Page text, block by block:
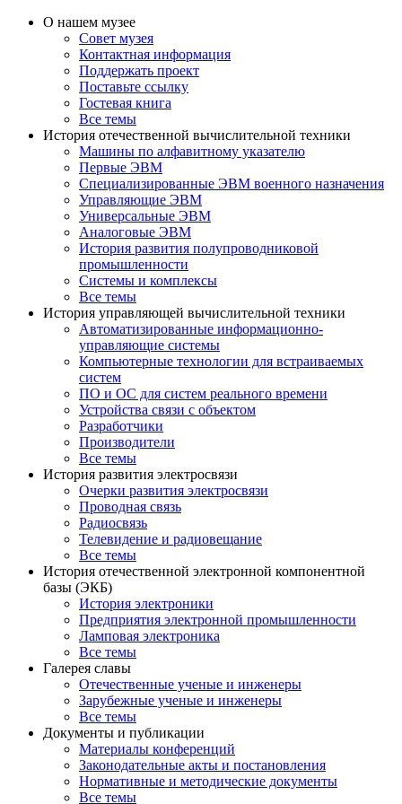
О нашем музее
Совет музея
Контактная информация
Поддержать проект
Поставьте ссылку
Гостевая книга
Все темы
История отечественной вычислительной техники
Машины по алфавитному указателю
Первые ЭВМ
Специализированные ЭВМ военного назначения
Управляющие ЭВМ
Универсальные ЭВМ
Аналоговые ЭВМ
История развития полупроводниковой
промышленности
Системы и комплексы
Все темы
История управляющей вычислительной техники
Автоматизированные информационно-
управляющие системы
Компьютерные технологии для встраиваемых
систем
ПО и ОС для систем реального времени
Устройства связи с объектом
Разработчики
Производители
Все темы
История развития электросвязи
Очерки развития электросвязи
Проводная связь
Радиосвязь
Телевидение и радиовещание
Все темы
История отечественной электронной компонентной
базы (ЭКБ)
История электроники
Предприятия электронной промышленности
Ламповая электроника
Все темы
Галерея славы
Отечественные ученые и инженеры
Зарубежные ученые и инженеры
Все темы
Документы и публикации
Материалы конференций
Законодательные акты и постановления
Нормативные и методические документы
Все темы